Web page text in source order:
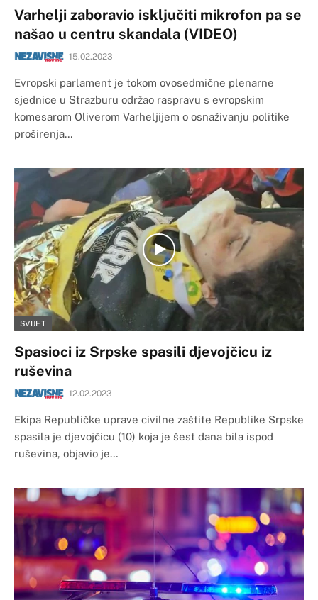
Varhelji zaboravio isključiti mikrofon pa se
našao u centru skandala (VIDEO)
15.02.2023
Evropski parlament je tokom ovosedmične plenarne
sjednice u Strazburu održao raspravu s evropskim
komesarom Oliverom Varheljijem o osnaživanju politike
proširenja…
SVIJET
Spasioci iz Srpske spasili djevojčicu iz
ruševina
12.02.2023
Ekipa Republičke uprave civilne zaštite Republike Srpske
spasila je djevojčicu (10) koja je šest dana bila ispod
ruševina, objavio je…